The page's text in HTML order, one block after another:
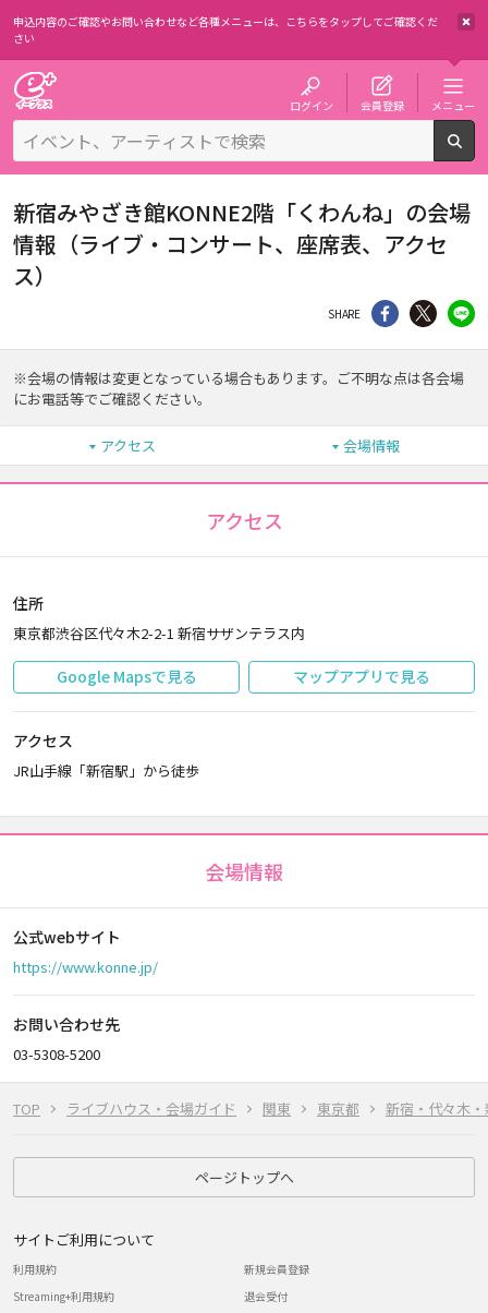
申込内容のご確認やお問い合わせなど各種メニューは、 こちらをタップしてご確認くだ
さい
ログイン 会員登録 メニュー
TOP ライブハウス・会場ガイド 関東 東京都 新宿・代々木
新宿みやざき館KONNE2階「くわんね」の会場
情報（ライブ・コンサート、座席表、アクセ
ス）
SHARE シェア Twitter
※会場の情報は変更となっている場合もあります。ご不明な点は各会場
にお電話等でご確認ください。
アクセス 会場情報
アクセス
住所
東京都渋谷区代々木2-2-1 新宿サザンテラス内
Google Mapsで見る マップアプリで見る
アクセス
JR山手線「新宿駅」から徒歩
会場情報
公式webサイト
https://www.konne.jp/
お問い合わせ先
03-5308-5200
ページトップへ
サイトご利用について
利用規約
Streaming+利用規約
新規会員登録
退会受付